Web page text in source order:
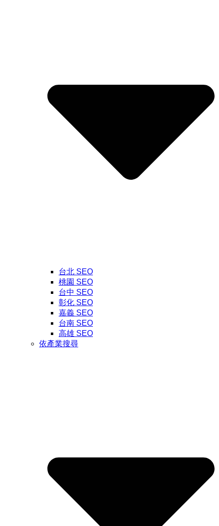
台北 SEO
桃園 SEO
台中 SEO
彰化 SEO
嘉義 SEO
台南 SEO
高雄 SEO
依產業搜尋